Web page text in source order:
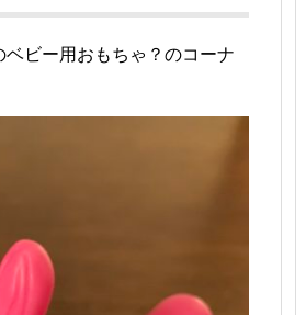
ビー用おもちゃ？のコーナ